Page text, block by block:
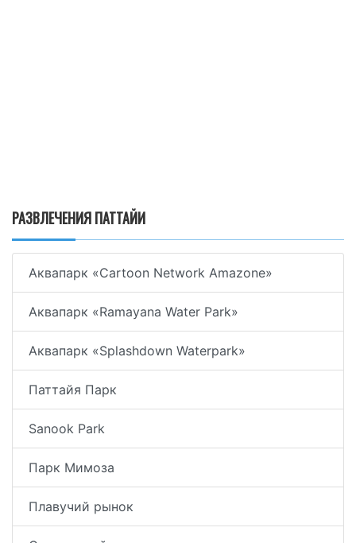
РАЗВЛЕЧЕНИЯ ПАТТАЙИ
Аквапарк «Cartoon Network Amazone»
Аквапарк «Ramayana Water Park»
Аквапарк «Splashdown Waterpark»
Паттайя Парк
Sanook Park
Парк Мимоза
Плавучий рынок